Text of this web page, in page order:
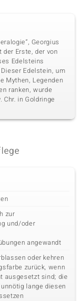
Georgius
Erste, der von
Edelsteins
Edelstein, um
Mythen, Legenden
ranken, wurde
Chr. in Goldringe
zur
und/oder
angewandt
oder kehren
zurück, wenn
ausgesetzt sind; die
lange diesen